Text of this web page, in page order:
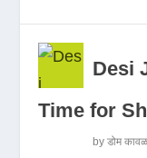
Desi
Time for
byडोम